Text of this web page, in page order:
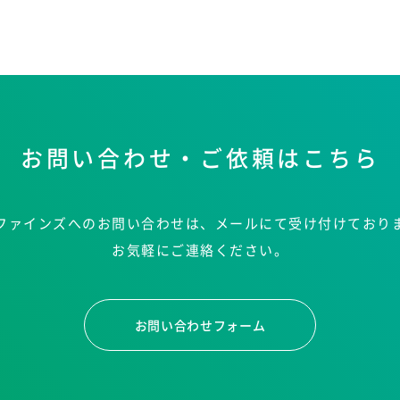
お問い合わせ・ご依頼はこちら
ァインズへのお問い合わせは、メールにて受け付けており
お気軽にご連絡ください。
お問い合わせフォーム